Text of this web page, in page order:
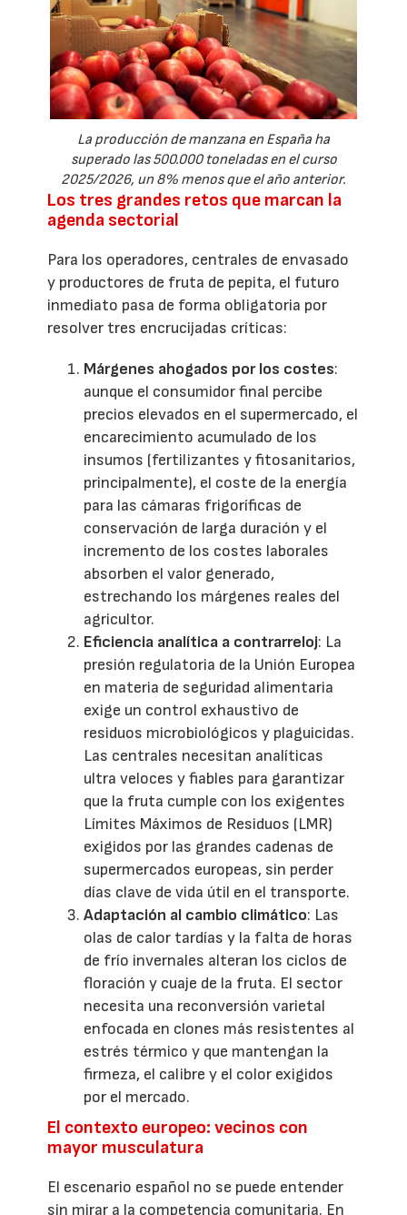
La producción de manzana en España ha
superado las 500.000 toneladas en el curso
2025/2026, un 8% menos que el año anterior.
Los tres grandes retos que marcan la
agenda sectorial
Para los operadores, centrales de envasado
y productores de fruta de pepita, el futuro
inmediato pasa de forma obligatoria por
resolver tres encrucijadas críticas:
Márgenes ahogados por los costes:
aunque el consumidor final percibe
precios elevados en el supermercado, el
encarecimiento acumulado de los
insumos (fertilizantes y fitosanitarios,
principalmente), el coste de la energía
para las cámaras frigoríficas de
conservación de larga duración y el
incremento de los costes laborales
absorben el valor generado,
estrechando los márgenes reales del
agricultor.
Eficiencia analítica a contrarreloj: La
presión regulatoria de la Unión Europea
en materia de seguridad alimentaria
exige un control exhaustivo de
residuos microbiológicos y plaguicidas.
Las centrales necesitan analíticas
ultra veloces y fiables para garantizar
que la fruta cumple con los exigentes
Límites Máximos de Residuos (LMR)
exigidos por las grandes cadenas de
supermercados europeas, sin perder
días clave de vida útil en el transporte.
Adaptación al cambio climático: Las
olas de calor tardías y la falta de horas
de frío invernales alteran los ciclos de
floración y cuaje de la fruta. El sector
necesita una reconversión varietal
enfocada en clones más resistentes al
estrés térmico y que mantengan la
firmeza, el calibre y el color exigidos
por el mercado.
El contexto europeo: vecinos con
mayor musculatura
El escenario español no se puede entender
sin mirar a la competencia comunitaria. En